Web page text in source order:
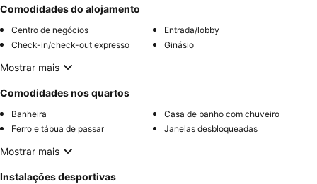
Comodidades do alojamento
Centro de negócios
Entrada/lobby
Check-in/check-out expresso
Ginásio
Mostrar mais
Comodidades nos quartos
Banheira
Casa de banho com chuveiro
Ferro e tábua de passar
Janelas desbloqueadas
Mostrar mais
Instalações desportivas